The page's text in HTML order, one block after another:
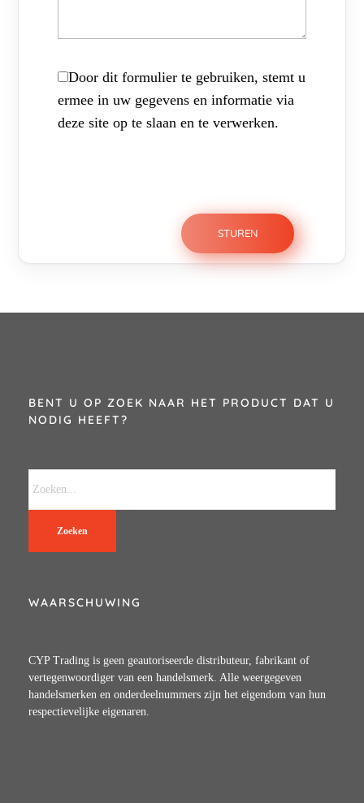
Door dit formulier te gebruiken, stemt u
ermee in uw gegevens en informatie via
deze site op te slaan en te verwerken.
BENT U OP ZOEK NAAR HET PRODUCT DAT U
NODIG HEEFT?
Zoeken
WAARSCHUWING
CYP Trading is geen geautoriseerde distributeur, fabrikant of
vertegenwoordiger van een handelsmerk. Alle weergegeven
handelsmerken en onderdeelnummers zijn het eigendom van hun
respectievelijke eigenaren.